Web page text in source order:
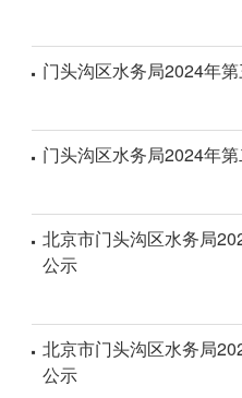
门头沟区水务局2024年
门头沟区水务局2024年
北京市门头沟区水务局
公示
北京市门头沟区水务局
公示